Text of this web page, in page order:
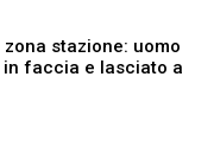
stazione: uomo
faccia e lasciato a